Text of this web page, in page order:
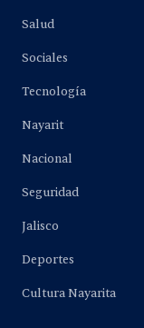
Salud
Sociales
Tecnología
Nayarit
Nacional
Seguridad
Jalisco
Deportes
Cultura Nayarita